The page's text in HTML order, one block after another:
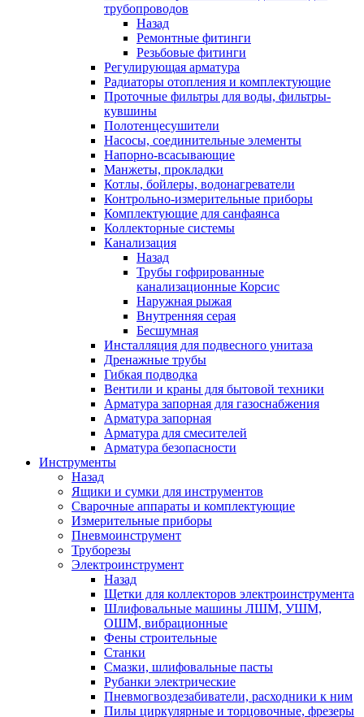
трубопроводов
Назад
Ремонтные фитинги
Резьбовые фитинги
Регулирующая арматура
Радиаторы отопления и комплектующие
Проточные фильтры для воды, фильтры-
кувшины
Полотенцесушители
Насосы, соединительные элементы
Напорно-всасывающие
Манжеты, прокладки
Котлы, бойлеры, водонагреватели
Контрольно-измерительные приборы
Комплектующие для санфаянса
Коллекторные системы
Канализация
Назад
Трубы гофрированные
канализационные Корсис
Наружная рыжая
Внутренняя серая
Бесшумная
Инсталляция для подвесного унитаза
Дренажные трубы
Гибкая подводка
Вентили и краны для бытовой техники
Арматура запорная для газоснабжения
Арматура запорная
Арматура для смесителей
Арматура безопасности
Инструменты
Назад
Ящики и сумки для инструментов
Сварочные аппараты и комплектующие
Измерительные приборы
Пневмоинструмент
Труборезы
Электроинструмент
Назад
Щетки для коллекторов электроинструмента
Шлифовальные машины ЛШМ, УШМ,
ОШМ, вибрационные
Фены строительные
Станки
Смазки, шлифовальные пасты
Рубанки электрические
Пневмогвоздезабиватели, расходники к ним
Пилы циркулярные и торцовочные, фрезеры